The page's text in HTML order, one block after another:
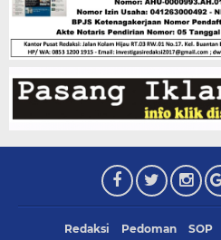
Redaksi Pedoman SOP